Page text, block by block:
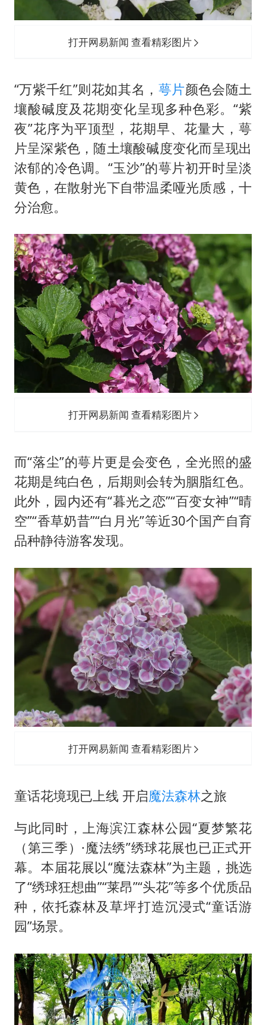
打开网易新闻 查看精彩图片
“万紫千红”则花如其名， 萼片颜色会随土
壤酸碱度及花期变化呈现多种色彩。“紫
夜”花序为平顶型，花期早、花量大，萼
片呈深紫色，随土壤酸碱度变化而呈现出
浓郁的冷色调。“玉沙”的萼片初开时呈淡
黄色，在散射光下自带温柔哑光质感，十
分治愈。
打开网易新闻 查看精彩图片
而“落尘”的萼片更是会变色，全光照的盛
花期是纯白色，后期则会转为胭脂红色。
此外，园内还有“暮光之恋”“百变女神”“晴
空”“香草奶昔”“白月光”等近30个国产自育
品种静待游客发现。
打开网易新闻 查看精彩图片
童话花境现已上线 开启魔法森林之旅
与此同时，上海滨江森林公园“夏梦繁花
（第三季）·魔法绣”绣球花展也已正式开
幕。本届花展以“魔法森林”为主题，挑选
了“绣球狂想曲”“莱昂”“头花”等多个优质品
种，依托森林及草坪打造沉浸式“童话游
园”场景。